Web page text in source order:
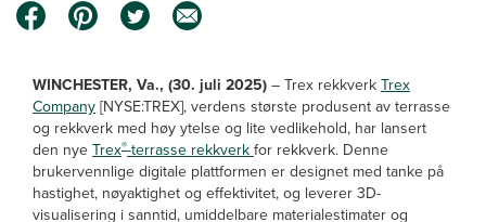
WINCHESTER, Va., (30. juli 2025)– Trex rekkverkTrex
Company[NYSE:TREX], verdens største produsent av terrasse
og rekkverk med høy ytelse og lite vedlikehold, har lansert
den nyeTrex®-terrasse rekkverkfor rekkverk. Denne
brukervennlige digitale plattformen er designet med tanke på
hastighet, nøyaktighet og effektivitet, og leverer 3D-
visualisering i sanntid, umiddelbare materialestimater og